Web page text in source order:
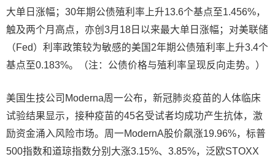
大单日涨幅；30年期公债殖利率上升13.6个基点至1.456%，
触及两个月高点，亦创3月18日以来最大单日涨幅；对美联储
（Fed）利率政策较为敏感的美国2年期公债殖利率上升3.4个
基点至0.183%。（注：公债价格与殖利率呈现反向走势。）
美国生技公司Moderna周一公布，新冠肺炎疫苗的人体临床
试验结果显示，接种疫苗的45名受试者均成功产生抗体，激
励资金涌入风险市场。周一ModernA股价飙涨19.96%，标普
500指数和道琼指数分别大涨3.15%、3.85%，泛欧STOXX